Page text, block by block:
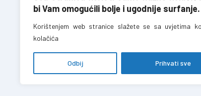
bi Vam omogućili bolje i ugodnije surfanje.
Korištenjem web stranice slažete se sa uvjetima
kolačića
Odbij Prihvati sve
F:+387 (0)33 723 688
info@fzofbih.org.ba
Fond za zaštitu okoliša FBiH – sva prava